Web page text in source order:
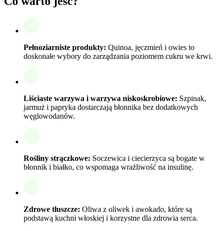
Pełnoziarniste produkty: Quinoa, jęczmień i owies to
doskonałe wybory do zarządzania poziomem cukru we krwi.
Liściaste warzywa i warzywa niskoskrobiowe: Szpinak,
jarmuż i papryka dostarczają błonnika bez dodatkowych
węglowodanów.
Rośliny strączkowe: Soczewica i ciecierzyca są bogate w
błonnik i białko, co wspomaga wrażliwość na insulinę.
Zdrowe tłuszcze: Oliwa z oliwek i awokado, które są
podstawą kuchni włoskiej i korzystne dla zdrowia serca.